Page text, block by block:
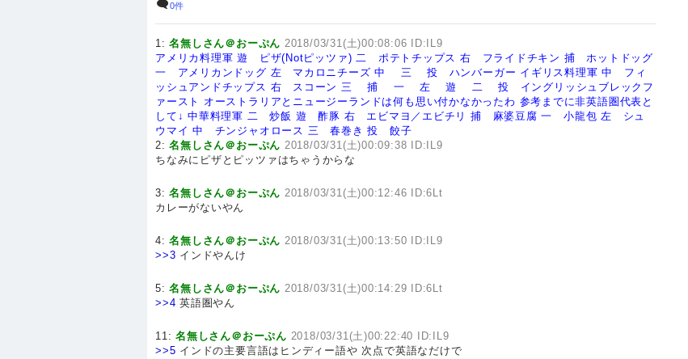
0件
1:名無しさん＠おーぷん 2018/03/31(土)00:08:06 ID:IL9
アメリカ料理軍 遊 ピザ(Notピッツァ) 二 ポテトチップス 右 フライドチキン 捕 ホットドッグ
一 アメリカンドッグ 左 マカロニチーズ 中 三 投 ハンバーガー イギリス料理軍 中 フィ
ッシュアンドチップス 右 スコーン 三 捕 一 左 遊 二
投 イングリッシュブレックフ
ァースト
オーストラリアとニュージーランドは何も思い付かなかったわ 参考までに非英語圏代表と
して↓ 中華料理軍 二 炒飯 遊 酢豚 右 エビマヨ／エビチリ 捕 麻婆豆腐 一 小龍包 左 シュ
ウマイ 中 チンジャオロース 三 春巻き 投 餃子
2:名無しさん＠おーぷん 2018/03/31(土)00:09:38 ID:IL9
ちなみにピザとピッツァはちゃうからな
3:名無しさん＠おーぷん 2018/03/31(土)00:12:46 ID:6Lt
カレーがないやん
4:名無しさん＠おーぷん 2018/03/31(土)00:13:50 ID:IL9
>>3 インドやんけ
5:名無しさん＠おーぷん 2018/03/31(土)00:14:29 ID:6Lt
>>4 英語圏やん
11:名無しさん＠おーぷん 2018/03/31(土)00:22:40 ID:IL9
>>5 インドの主要言語はヒンディー語や 次点で英語なだけで